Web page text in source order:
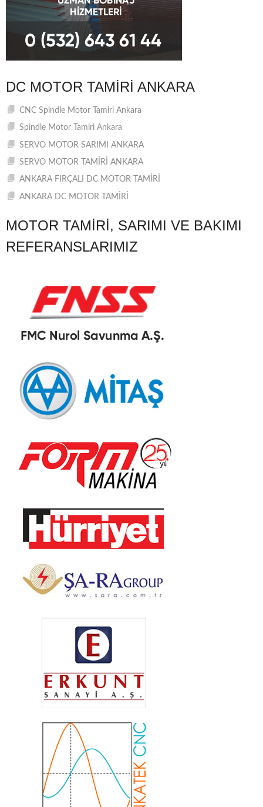
DC MOTOR TAMIRI ANKARA
CNC Spindle Motor Tamiri Ankara
Spindle Motor Tamiri Ankara
SERVO MOTOR SARIMI ANKARA
SERVO MOTOR TAMİRİ ANKARA
ANKARA FIRÇALI DC MOTOR TAMİRİ
ANKARA DC MOTOR TAMİRİ
MOTOR TAMIRI, SARIMI VE BAKIMI
REFERANSLARIMIZ